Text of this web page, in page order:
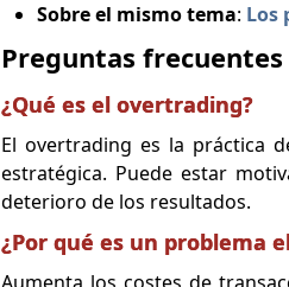
Sobre el mismo tema: Los
Preguntas frecuentes
¿Qué es el overtrading?
El overtrading es la práctica
estratégica. Puede estar
deterioro de los resultados.
¿Por qué es un problema